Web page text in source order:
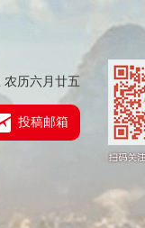
农历六月廿五
投稿邮箱